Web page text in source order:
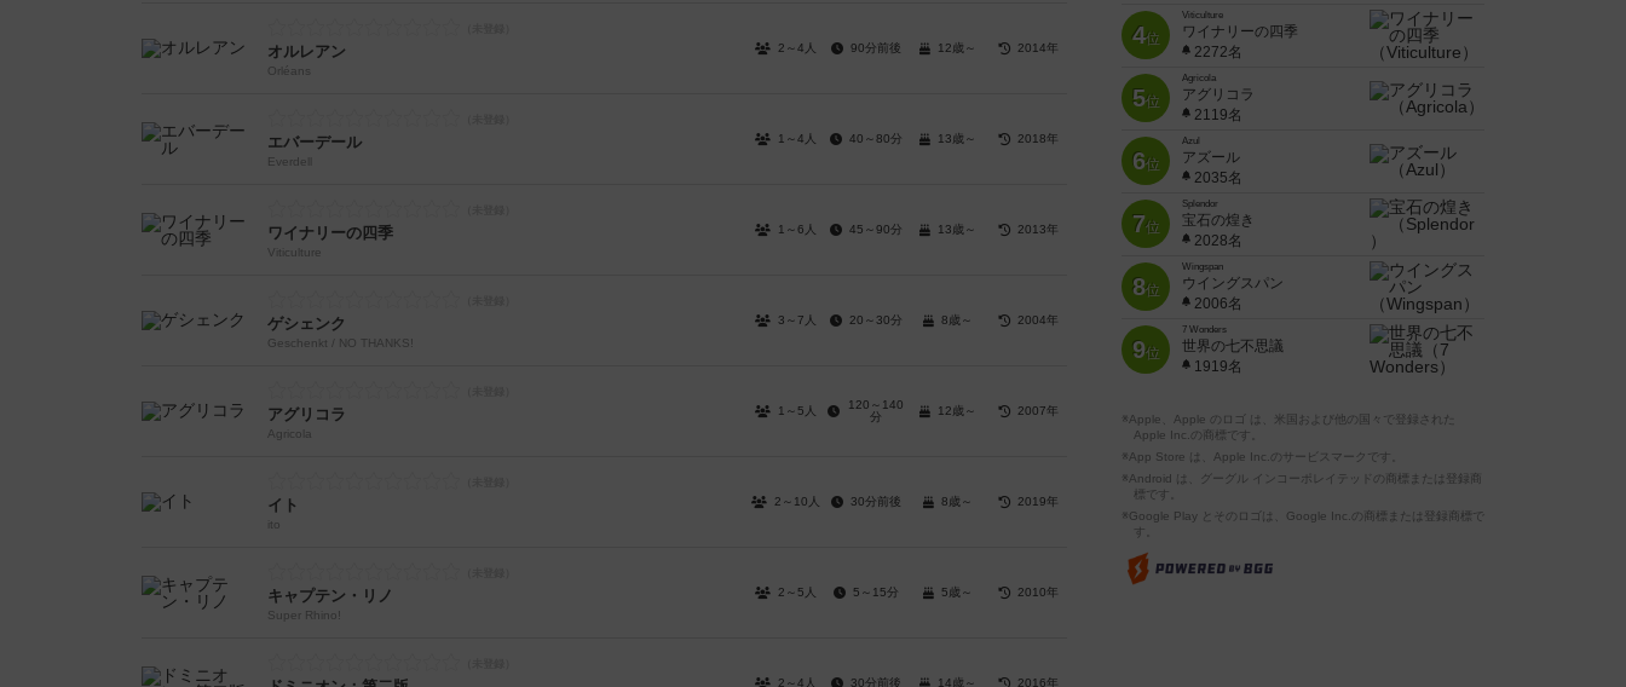
オルレアン
Orléans
2～4人 90分前後 12歳～ 2014年
エバーデール
Everdell
1～4人 40～80分 13歳～ 2018年
ワイナリーの四季
Viticulture
1～6人 45～90分 13歳～ 2013年
ゲシェンク
Geschenkt / NO THANKS!
3～7人 20～30分 8歳～ 2004年
アグリコラ
Agricola
1～5人
120～140
分
12歳～ 2007年
イト
ito
2～10人 30分前後 8歳～ 2019年
キャプテン・リノ
Super Rhino!
2～5人 5～15分 5歳～ 2010年
2～4人 30分前後 14歳～ 2016年
4位
Viticulture
ワイナリーの四季
2272名
5位
Agricola
アグリコラ
2119名
6位
Azul
アズール
2035名
7位
Splendor
宝石の煌き
2028名
8位
Wingspan
ウイングスパン
2006名
9位
7 Wonders
世界の七不思議
1919名
※Apple、Apple のロゴ は、米国および他の国々で登録された
Apple Inc.の商標です。
※App Store は、Apple Inc.のサービスマークです。
※Android は、グーグル インコーポレイテッドの商標または登録商
標です。
※Google Play とそのロゴは、Google Inc.の商標または登録商標で
す。